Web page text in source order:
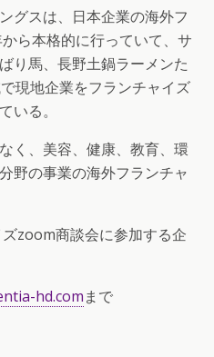
グスは、日本企業の海外フ
ら本格的に行っていて、サ
り馬、長野土鍋ラーメンた
現地企業をフランチャイズ
いる。
く、美容、健康、教育、環
野の事業の海外フランチャ
zoom商談会に参加する企
hd.comまで